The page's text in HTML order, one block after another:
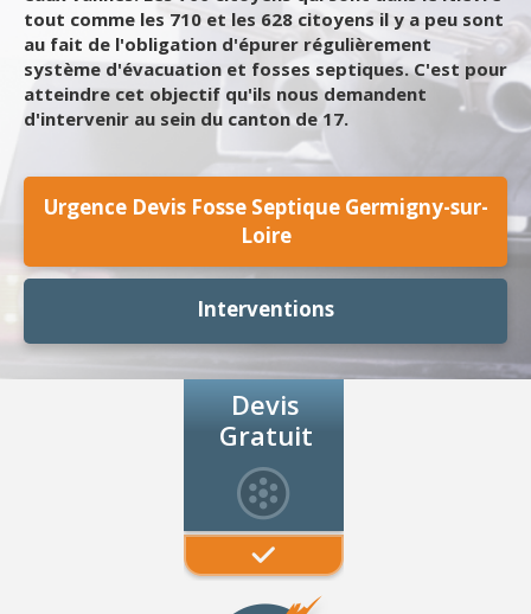
tout comme les 710 et les 628 citoyens il y a peu sont
au fait de l'obligation d'épurer régulièrement
système d'évacuation et fosses septiques. C'est pour
atteindre cet objectif qu'ils nous demandent
d'intervenir au sein du canton de 17.
Urgence Devis Fosse Septique Germigny-sur-
Loire
Interventions
Devis
Gratuit